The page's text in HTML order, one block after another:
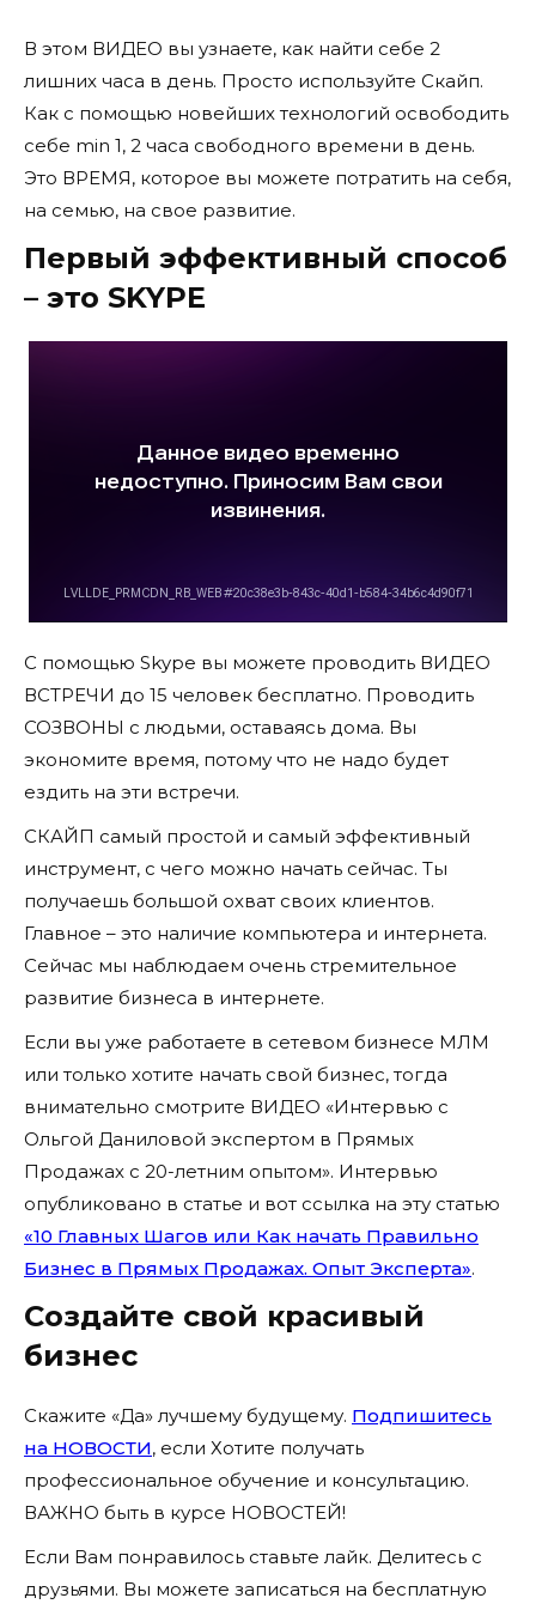
В этом ВИДЕО вы узнаете, как найти себе 2
лишних часа в день. Просто используйте Скайп.
Как с помощью новейших технологий освободить
себе min 1, 2 часа свободного времени в день.
Это ВРЕМЯ, которое вы можете потратить на себя,
на семью, на свое развитие.
Первый эффективный способ
– это SKYPE
С помощью Skype вы можете проводить ВИДЕО
ВСТРЕЧИ до 15 человек бесплатно. Проводить
СОЗВОНЫ с людьми, оставаясь дома. Вы
экономите время, потому что не надо будет
ездить на эти встречи.
СКАЙП самый простой и самый эффективный
инструмент, с чего можно начать сейчас. Ты
получаешь большой охват своих клиентов.
Главное – это наличие компьютера и интернета.
Сейчас мы наблюдаем очень стремительное
развитие бизнеса в интернете.
Если вы уже работаете в сетевом бизнесе МЛМ
или только хотите начать свой бизнес, тогда
внимательно смотрите ВИДЕО «Интервью с
Ольгой Даниловой экспертом в Прямых
Продажах с 20-летним опытом». Интервью
опубликовано в статье и вот ссылка на эту статью
«10 Главных Шагов или Как начать Правильно
Бизнес в Прямых Продажах. Опыт Эксперта».
Создайте свой красивый
бизнес
Скажите «Да» лучшему будущему. Подпишитесь
на НОВОСТИ, если Хотите получать
профессиональное обучение и консультацию.
ВАЖНО быть в курсе НОВОСТЕЙ!
Если Вам понравилось ставьте лайк. Делитесь с
друзьями. Вы можете записаться на бесплатную